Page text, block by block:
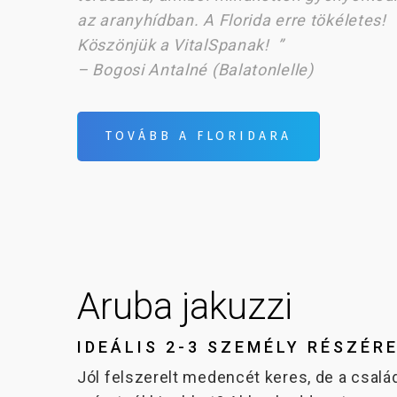
az aranyhídban. A Florida erre tökéletes!
Köszönjük a VitalSpanak! ”
– Bogosi Antalné (Balatonlelle)
TOVÁBB A FLORIDARA
Aruba jakuzzi
IDEÁLIS 2-3 SZEMÉLY
Jól felszerelt medencét keres, de a